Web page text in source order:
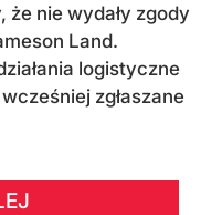
że nie wydały zgody
Land.
logistyczne
zgłaszane